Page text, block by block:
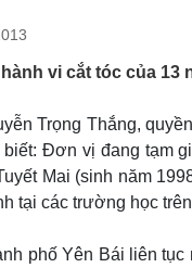
Quân sự - Quốc
Việt Nam
Phân tích
Nhà đẹp
vi cắt tóc của
Trọng Thắng,
biết: Đơn vị đang tạm
Mai (sinh năm
tại các trường học
phố Yên Bái liên